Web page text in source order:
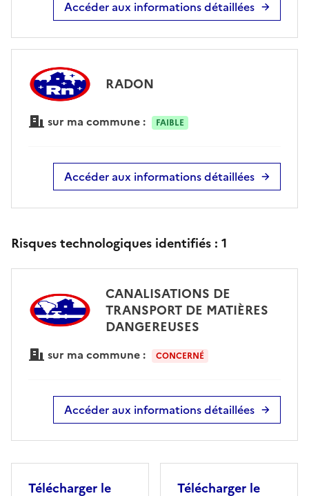
Accéder aux informations détaillées
RADON
sur ma commune : FAIBLE
Accéder aux informations détaillées
Risques technologiques identifiés : 1
CANALISATIONS DE
TRANSPORT DE MATIÈRES
DANGEREUSES
sur ma commune : CONCERNÉ
Accéder aux informations détaillées
Télécharger le
Télécharger le